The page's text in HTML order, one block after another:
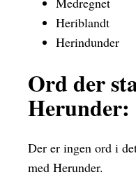
Heriblandt
Herindunder
Ord der
Herunder:
Der er ingen ord i
med Herunder.